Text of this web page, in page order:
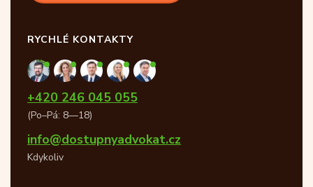
RYCHLÉ KONTAKTY
+420 246 045 055
(Po–Pá: 8—18)
info@dostupnyadvokat.cz
Kdykoliv